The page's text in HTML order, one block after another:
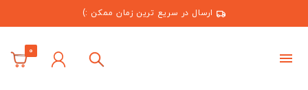
ارسال در سریع ترین زمان ممکن :)
0